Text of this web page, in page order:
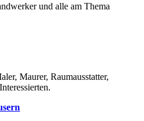
und alle am Thema
Maurer, Raumausstatter,